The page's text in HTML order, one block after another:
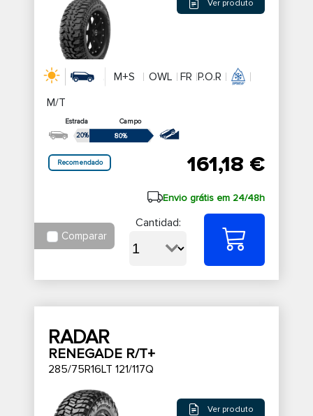
Ver produto
M+S OWL FR P.O.R
M/T
Estrada
Campo
20%
80%
Recomendado 161,18 €
Envio grátis em 24/48h
Comparar
Cantidad:
RADAR
RENEGADE R/T+
285/75R16LT 121/117Q
Ver produto